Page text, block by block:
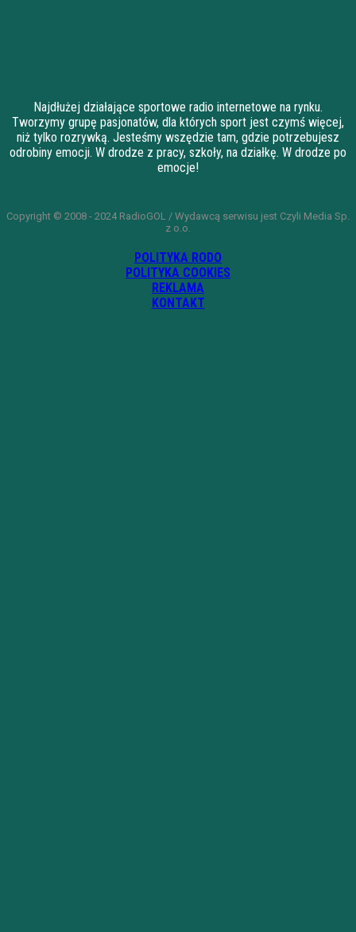
Najdłużej działające sportowe radio internetowe na rynku.
Tworzymy grupę pasjonatów, dla których sport jest czymś więcej,
niż tylko rozrywką. Jesteśmy wszędzie tam, gdzie potrzebujesz
odrobiny emocji. W drodze z pracy, szkoły, na działkę. W drodze po
emocje!
Copyright © 2008 - 2024 RadioGOL / Wydawcą serwisu jest Czyli Media Sp.
z o.o.
POLITYKA RODO
POLITYKA COOKIES
REKLAMA
KONTAKT